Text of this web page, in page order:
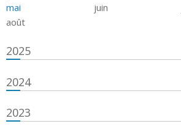
mai
juin
août
2025
2024
2023